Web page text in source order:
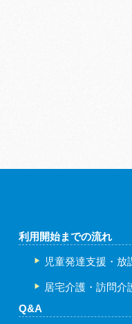
利用開始までの流れ
児童発達支援・放
居宅介護・訪問介
Q&A